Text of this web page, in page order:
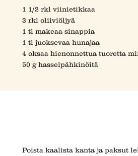
1 1/2 rkl viinietikkaa
3 rkl oliiviöljyä
1 tl makeaa sinappia
1 tl juoksevaa hunajaa
4 oksaa hienonnettua tuoretta
50 g hasselpähkinöitä
Poista kaalista kanta ja paksut